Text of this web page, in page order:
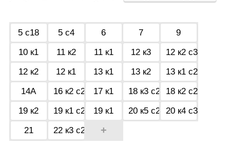
5 с18 5 с4 6 7
9
10 к1
11 к2 11 к1 12 к3
12 к2 с3
12 к2
12 к1 13 к1 13 к2
13 к1 с2
14А
16 к2 с2 17 к1 18 к3 с2
18 к2 с2
19 к2
19 к1 с2 19 к1 20 к5 с2
20 к4 с3
21
22 к3 с2 +